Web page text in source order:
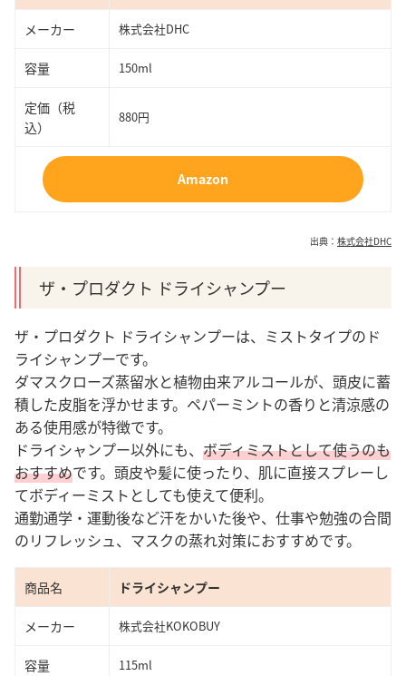
メーカー 株式会社DHC
容量 150ml
定価（税
込）
880円
Amazon
出典： 株式会社DHC
ザ・プロダクト ドライシャンプー
ザ・プロダクト ドライシャンプーは、ミストタイプのド
ライシャンプーです。
ダマスクローズ蒸留水と植物由来アルコールが、頭皮に蓄
積した皮脂を浮かせます。ペパーミントの香りと清涼感の
ある使用感が特徴です。
ドライシャンプー以外にも、 ボディミストとして使うのも
おすすめです。 頭皮や髪に使ったり、肌に直接スプレーし
てボディーミストとしても使えて便利。
通勤通学・運動後など汗をかいた後や、仕事や勉強の合間
のリフレッシュ、マスクの蒸れ対策におすすめです。
商品名 ドライシャンプー
メーカー 株式会社KOKOBUY
容量 115ml